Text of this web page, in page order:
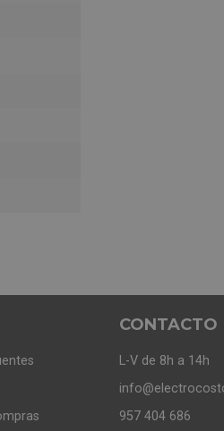
CONTACTO
L-V de 8h a 14h
957 404 686